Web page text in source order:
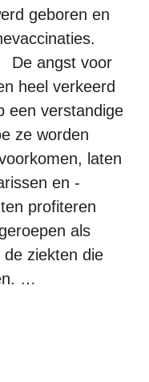
geboren en
De angst voor
heel verkeerd
een verstandige
ze worden
laten
en -
profiteren
als
ziekten die
…